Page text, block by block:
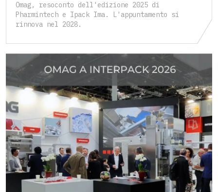
Omag, resoconto dell'edizione 2025 di
Pharmintech e Ipack Ima. L'appuntamento si
rinnova nel 2028.